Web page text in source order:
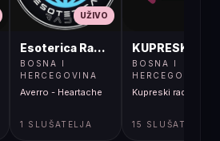
Tešanj
UŽIVO
Esoterica Radio S1
BOSNA I
HERCEGOVINA
Averro - Heartache
1 SLUŠATELJA
BOSNA I
HERCEGOVINA
Kupreski radio
15 SLUŠATELJA